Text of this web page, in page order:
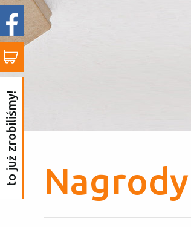
to już zrobiliśmy! Nagrody